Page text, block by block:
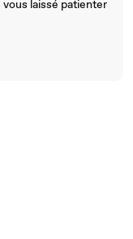
laissé patienter